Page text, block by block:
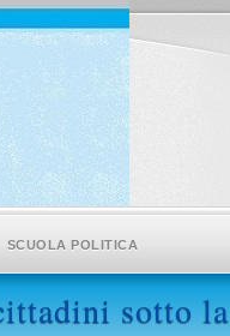
SCUOLA POLITICA
sotto la